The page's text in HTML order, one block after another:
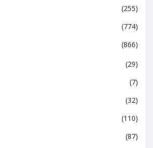
(255)
(774)
(866)
(29)
(7)
(32)
(110)
(87)